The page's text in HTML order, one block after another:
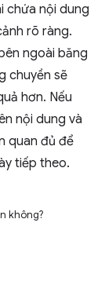
chứa nội dung
rõ ràng.
ngoài băng
chuyền sẽ
hơn. Nếu
nội dung và
quan đủ để
tiếp theo.
không?